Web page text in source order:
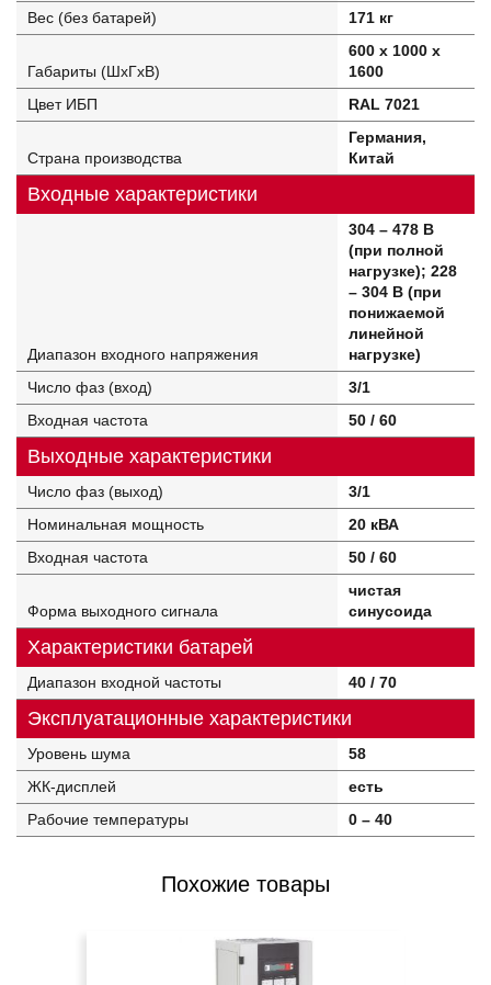
Вес (без батарей)
171 кг
Габариты (ШхГхВ)
600 x 1000 x
1600
Цвет ИБП
RAL 7021
Страна производства
Германия,
Китай
Входные характеристики
Диапазон входного напряжения
304 – 478 В
(при полной
нагрузке); 228
– 304 В (при
понижаемой
линейной
нагрузке)
Число фаз (вход)
3/1
Входная частота
50 / 60
Выходные характеристики
Число фаз (выход)
3/1
Номинальная мощность
20 кВА
Входная частота
50 / 60
Форма выходного сигнала
чистая
синусоида
Характеристики батарей
Диапазон входной частоты 40 / 70
Эксплуатационные характеристики
Уровень шума
58
ЖК-дисплей
есть
Рабочие температуры
0 – 40
Похожие товары